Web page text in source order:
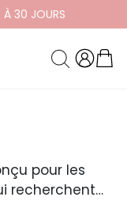
FRAIS
pour les
recherchent